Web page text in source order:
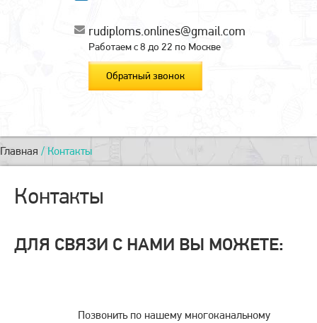
rudiploms.onlines@gmail.com
Работаем с 8 до 22 по Москве
Обратный звонок
Главная / Контакты
Контакты
ДЛЯ СВЯЗИ С НАМИ ВЫ МОЖЕТЕ:
Позвонить по нашему многоканальному